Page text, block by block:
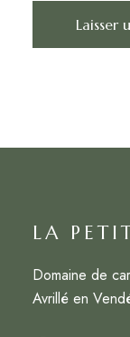
LA
Domaine de
Avrillé en